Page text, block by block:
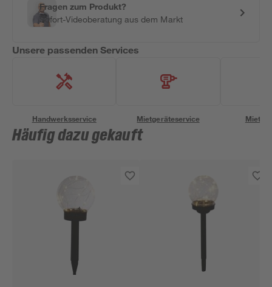
Fragen zum Produkt?
Sofort-Videoberatung aus dem Markt
Unsere passenden Services
Handwerksservice Mietgeräteservice
Häufig dazu gekauft